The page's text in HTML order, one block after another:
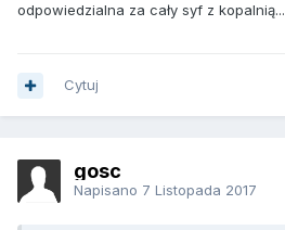
odpowiedzialna za cały syf z kopalnią...
Cytuj
gosc
Napisano 7 Listopada 2017